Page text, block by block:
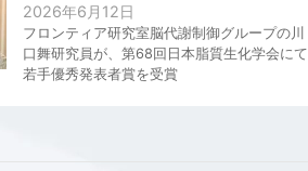
2026年6月12日
フロンティア研究室脳代謝制御グループの川
口舞研究員が、第68回日本脂質生化学会にて
若手優秀発表者賞を受賞